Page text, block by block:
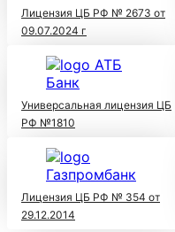
Лицензия ЦБ РФ № 2673 от
09.07.2024 г
Универсальная лицензия ЦБ
РФ №1810
Лицензия ЦБ РФ № 354 от
29.12.2014